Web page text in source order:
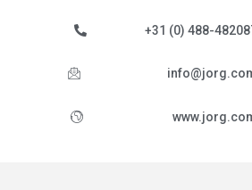
+31 (0) 488-